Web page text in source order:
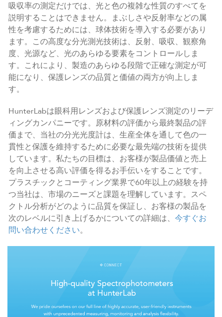
吸収率の測定だけでは、光と色の複雑な性質のすべてを
説明することはできません。まぶしさや反射率などの属
性を考慮するためには、球体技術を導入する必要があり
ます。この高度な分光測光技術は、反射、吸収、観察角
度、光源など、光のあらゆる要素をコントロールしま
す。これにより、製造のあらゆる段階で正確な測定が可
能になり、保護レンズの品質と価値の両方が向上しま
す。
HunterLabは眼科用レンズおよび保護レンズ測定のリーデ
ィングカンパニーです。原材料の評価から最終製品の評
価まで、当社の分光光度計は、生産全体を通して色の一
貫性と保護を維持するために必要な最先端の技術を提供
しています。私たちの目標は、お客様が製品価値と売上
を向上させる高い評価を得るお手伝いをすることです。
プラスチックとコーティング業界で60年以上の経験を持
つ当社は、市場のニーズと課題を理解しています。スペ
クトル分析がどのように品質を保証し、お客様の製品を
次のレベルに引き上げるかについての詳細は、 今すぐお
問い合わせください。